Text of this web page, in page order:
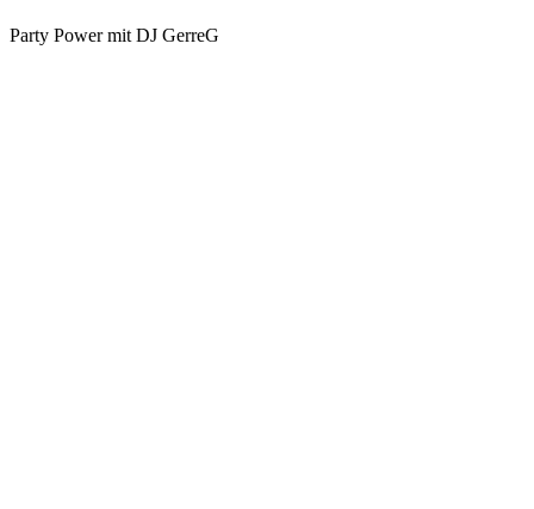
Party Power mit DJ GerreG